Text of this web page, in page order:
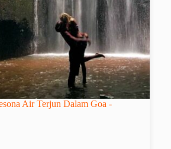
Air Terjun Dalam Goa -